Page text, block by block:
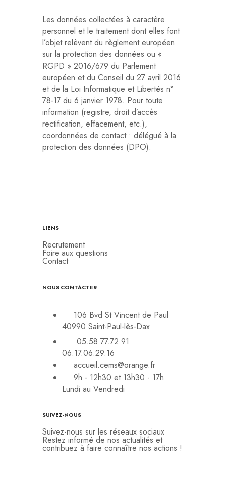
Les données collectées à caractère
personnel et le traitement dont elles font
l’objet relèvent du règlement européen
sur la protection des données ou «
RGPD » 2016/679 du Parlement
européen et du Conseil du 27 avril 2016
et de la Loi Informatique et Libertés n°
78-17 du 6 janvier 1978. Pour toute
information (registre, droit d’accès
rectification, effacement, etc.),
coordonnées de contact : délégué à la
protection des données (DPO).
LIENS
Recrutement
Foire aux questions
Contact
NOUS CONTACTER
106 Bvd St Vincent de Paul
40990 Saint-Paul-lès-Dax
05.58.77.72.91
06.17.06.29.16
accueil.cems@orange.fr
9h - 12h30 et 13h30 - 17h
Lundi au Vendredi
SUIVEZ-NOUS
Suivez-nous sur les réseaux sociaux
Restez informé de nos actualités et
contribuez à faire connaître nos actions !